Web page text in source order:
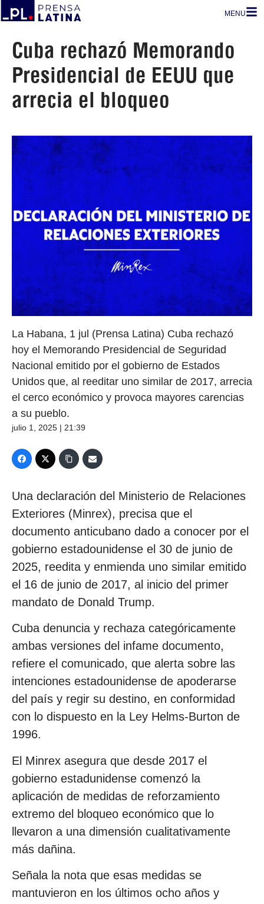
MENU
Cuba rechazó Memorando
Presidencial de EEUU que
arrecia el bloqueo
La Habana, 1 jul (Prensa Latina) Cuba rechazó
hoy el Memorando Presidencial de Seguridad
Nacional emitido por el gobierno de Estados
Unidos que, al reeditar uno similar de 2017, arrecia
el cerco económico y provoca mayores carencias
a su pueblo.
julio 1, 2025 | 21:39
Una declaración del Ministerio de Relaciones
Exteriores (Minrex), precisa que el
documento anticubano dado a conocer por el
gobierno estadounidense el 30 de junio de
2025, reedita y enmienda uno similar emitido
el 16 de junio de 2017, al inicio del primer
mandato de Donald Trump.
Cuba denuncia y rechaza categóricamente
ambas versiones del infame documento,
refiere el comunicado, que alerta sobre las
intenciones estadounidense de apoderarse
del país y regir su destino, en conformidad
con lo dispuesto en la Ley Helms-Burton de
1996.
El Minrex asegura que desde 2017 el
gobierno estadunidense comenzó la
aplicación de medidas de reforzamiento
extremo del bloqueo económico que lo
llevaron a una dimensión cualitativamente
más dañina.
Señala la nota que esas medidas se
mantuvieron en los últimos ocho años y